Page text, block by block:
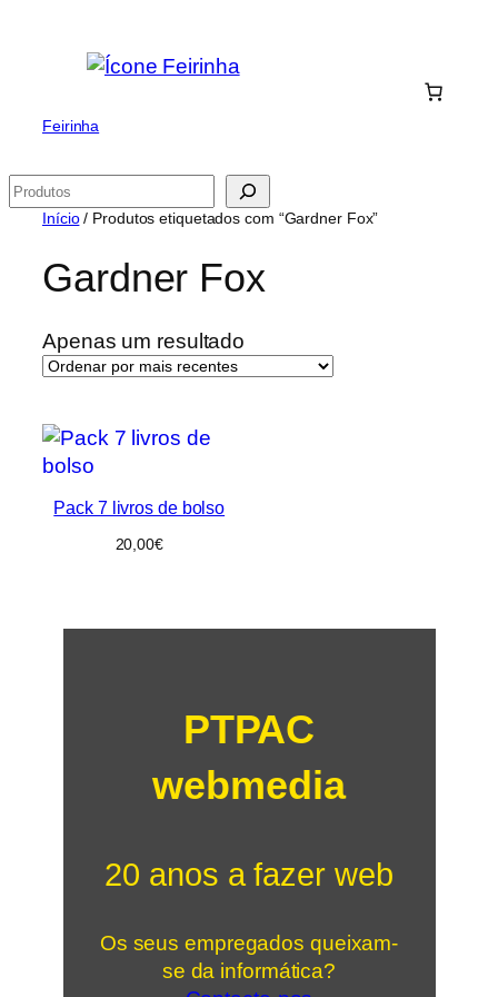
Feirinha
Pesquisar
Início/ Produtos etiquetados com “Gardner Fox”
Gardner Fox
Apenas um resultado
Pack 7 livros de bolso
20,00€
PTPAC
webmedia
20 anos a fazer web
Os seus empregados queixam-
se da informática?